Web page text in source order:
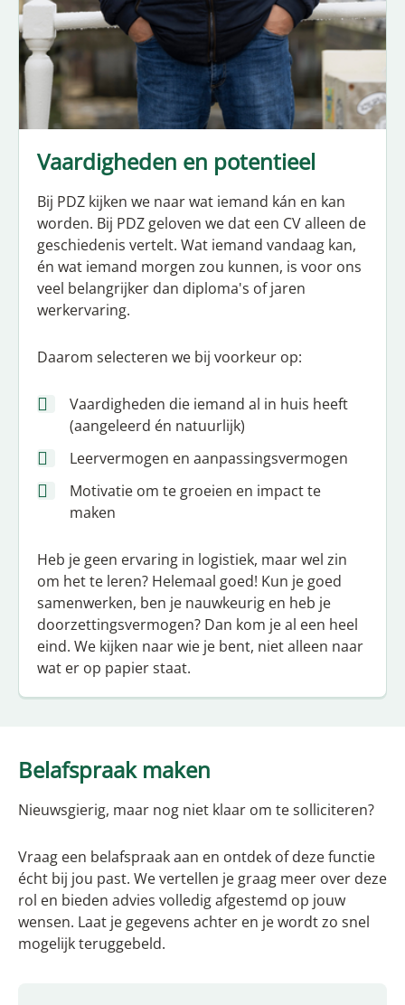
Vaardigheden en potentieel
Bij PDZ kijken we naar wat iemand kán en kan
worden. Bij PDZ geloven we dat een CV alleen de
geschiedenis vertelt. Wat iemand vandaag kan,
én wat iemand morgen zou kunnen, is voor ons
veel belangrijker dan diploma's of jaren
werkervaring.
Daarom selecteren we bij voorkeur op:
Vaardigheden die iemand al in huis heeft
(aangeleerd én natuurlijk)
Leervermogen en aanpassingsvermogen
Motivatie om te groeien en impact te
maken
Heb je geen ervaring in logistiek, maar wel zin
om het te leren? Helemaal goed! Kun je goed
samenwerken, ben je nauwkeurig en heb je
doorzettingsvermogen? Dan kom je al een heel
eind. We kijken naar wie je bent, niet alleen naar
wat er op papier staat.
Belafspraak maken
Nieuwsgierig, maar nog niet klaar om te solliciteren?
Vraag een belafspraak aan en ontdek of deze functie
écht bij jou past. We vertellen je graag meer over deze
rol en bieden advies volledig afgestemd op jouw
wensen. Laat je gegevens achter en je wordt zo snel
mogelijk teruggebeld.